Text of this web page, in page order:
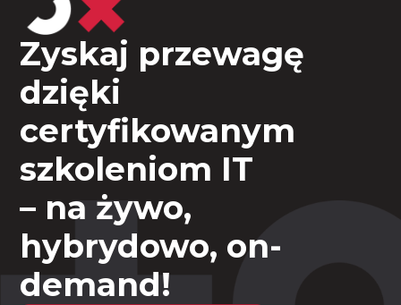
Zyskaj przewagę
dzięki
certyfikowanym
szkoleniom IT
– na żywo,
hybrydowo, on-
demand!